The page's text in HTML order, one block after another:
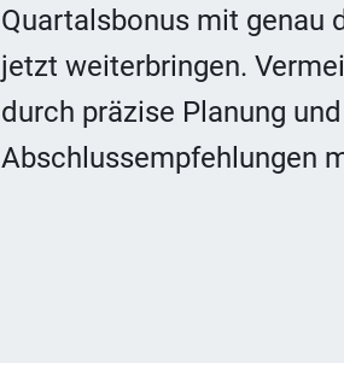
Quartalsbonus mit genau
jetzt weiterbringen.
durch präzise Planung und
Abschlussempfehlungen